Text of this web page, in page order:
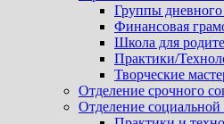
Группы
Финансовая
Школа для
Практики/
Творческие
Отделение срочного
Отделение